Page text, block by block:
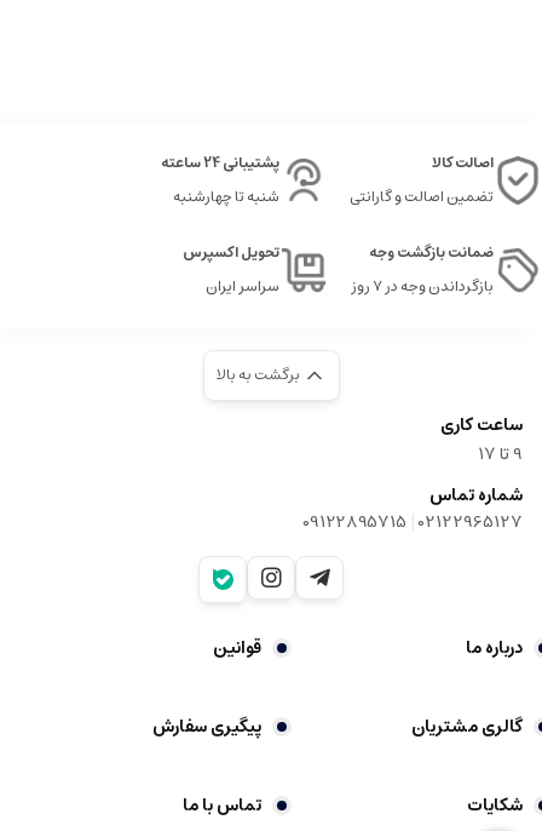
اصالت کالا
تضمین اصالت و گارانتی
پشتیبانی 24 ساعته
شنبه تا چهارشنبه
ضمانت بازگشت وجه
بازگرداندن وجه در ۷ روز
تحویل اکسپرس
سراسر ایران
برگشت به بالا
ساعت کاری
9‌ تا ۱۷
شماره تماس
02122965127
|
09122895715
درباره ما قوانین
گالری مشتریان پیگیری سفارش
شکایات تماس با ما